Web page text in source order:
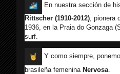
En nuestra sección de
Rittscher (1910-2012), pionera
1936, en la Praia do Gonzaga
surf.
Y como siempre,
brasileña femenina Nervosa